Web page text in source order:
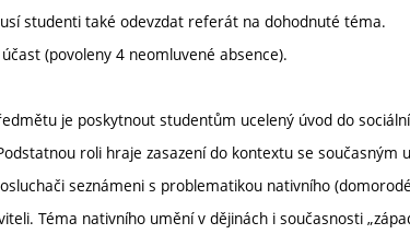
studenti také odevzdat referát na dohodnuté téma.
(povoleny 4 neomluvené absence).
je poskytnout studentům ucelený úvod do
roli hraje zasazení do kontextu se
seznámeni s problematikou nativního
Téma nativního umění v dějinách i současnosti